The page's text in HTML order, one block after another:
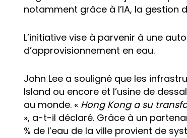
notamment grâce à l’IA, la gestion
L’initiative vise à parvenir à une
d’approvisionnement en eau.
John Lee a souligné que les
Island ou encore et l’usine de
au monde. « Hong Kong a su
», a-t-il déclaré. Grâce à un
% de l’eau de la ville provient de